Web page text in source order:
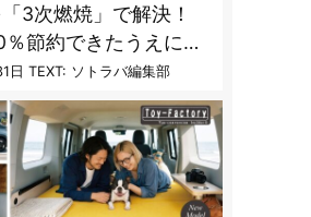
「3次燃焼」で解決！
節約できたうえに炎
った焚火台
日 TEXT: ソトラバ編集部